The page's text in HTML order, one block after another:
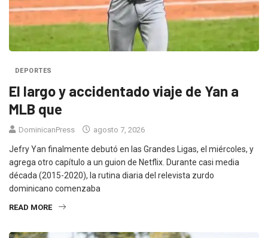
DEPORTES
El largo y accidentado viaje de Yan a
MLB que
DominicanPress agosto 7, 2026
Jefry Yan finalmente debutó en las Grandes Ligas, el miércoles, y
agrega otro capítulo a un guion de Netflix. Durante casi media
década (2015-2020), la rutina diaria del relevista zurdo
dominicano comenzaba
READ MORE